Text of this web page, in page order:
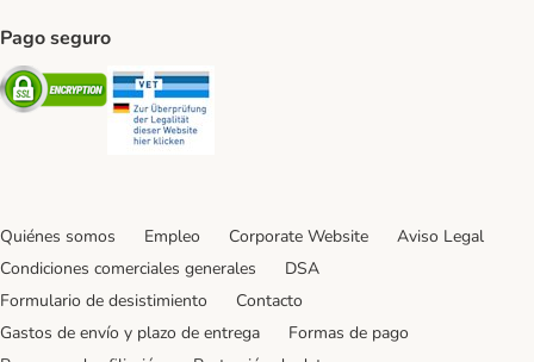
Pago seguro
Security
Quiénes somos Empleo Corporate Website
Aviso Legal
Condiciones comerciales generales
DSA
Formulario de desistimiento
Contacto
Gastos de envío y plazo de entrega
Formas de pago